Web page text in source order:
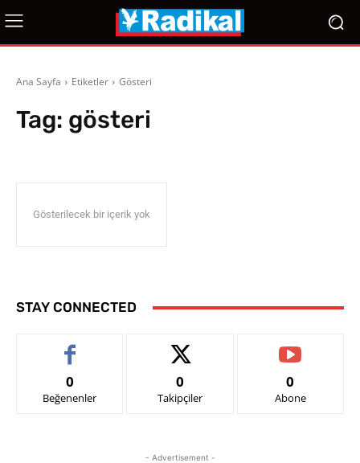
Ana Sayfa Etiketler Gösteri
Tag: gösteri
Gösterilecek bir içerik yok
STAY CONNECTED
0
Beğenenler
0
Takipçiler
0
Abone
- Advertisement -